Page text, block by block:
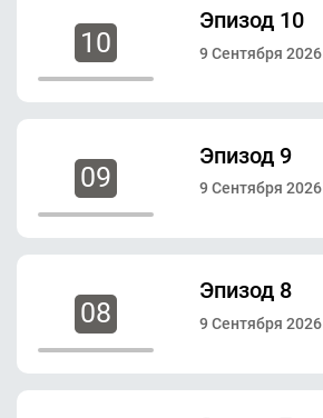
10
Эпизод 10
9 Сентября 2026
09
Эпизод 9
9 Сентября 2026
08
Эпизод 8
9 Сентября 2026